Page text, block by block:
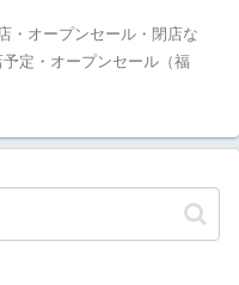
・オープンセール・閉店な
定・オープンセール（福